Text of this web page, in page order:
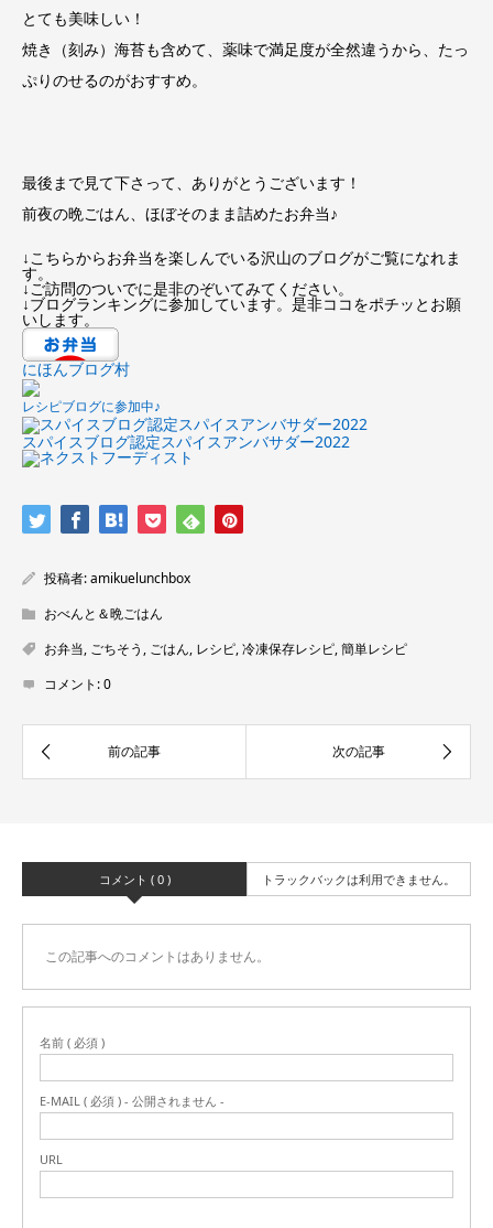
とても美味しい！
焼き（刻み）海苔も含めて、薬味で満足度が全然違うから、たっ
ぷりのせるのがおすすめ。
最後まで見て下さって、ありがとうございます！
前夜の晩ごはん、ほぼそのまま詰めたお弁当♪
↓こちらからお弁当を楽しんでいる沢山のブログがご覧になれま
す。
↓ご訪問のついでに是非のぞいてみてください。
↓ブログランキングに参加しています。是非ココをポチッとお願
いします。
にほんブログ村
レシピブログに参加中♪
スパイスブログ認定スパイスアンバサダー2022
投稿者:amikuelunchbox
おべんと＆晩ごはん
お弁当, ごちそう , ごはん, レシピ,冷凍保存レシピ,簡単レシピ
コメント:0
コメント ( 0 ) トラックバックは利用できません。
この記事へのコメントはありません。
名前 ( 必須 )
E-MAIL ( 必須 ) - 公開されません -
URL